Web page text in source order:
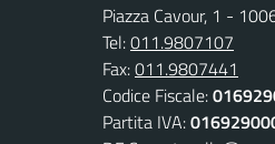
Piazza Cavour, 1 -
Tel:011.9807107
Fax:011.9807441
Codice Fiscale:
Partita IVA: